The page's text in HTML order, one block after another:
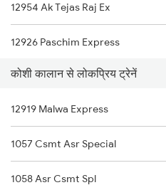
Kosi Kalan to Dehradun Trains
Kosi Kalan to Hoshangabad Trains
12954 Ak Tejas Raj Ex
12926 Paschim Express
12478 Svdk Jam Exp
कोशी कालान से लोकप्रिय ट्रेनें
12919 Malwa Express
1057 Csmt Asr Special
1058 Asr Csmt Spl